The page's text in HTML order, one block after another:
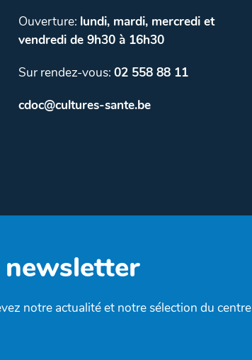
Ouverture: lundi, mardi, mercredi et
vendredi de 9h30 à 16h30
Sur rendez-vous: 02 558 88 11
cdoc@cultures-sante.be
notre actualité et notre sélection du centre